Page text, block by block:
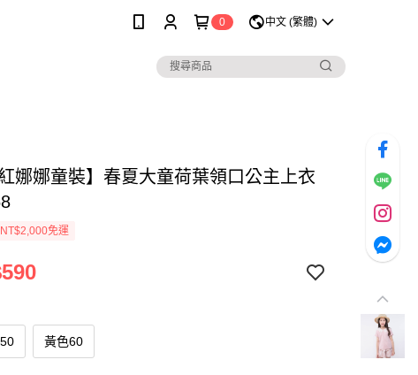
0 中文 (繁體)
紅娜娜童裝】春夏大童荷葉領口公主上衣
免運
黃色60